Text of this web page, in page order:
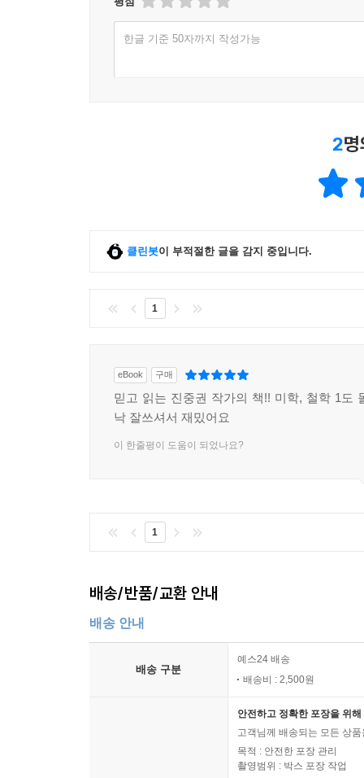
‘타자’들이었다.
*이쯤에서 굼프의 「자화상」으로 돌아가 보자.
붓을 쥐고 있고, 왼손은 몸에 가려 보이지 않는
공인으로 묘사함으로써 굼프는 예술적 정체성
화가의 자화상이 더 이상 참신한 발상이 아니었
사용됐다는 것이다. 굼프는 관객에게 등을 돌려
결과 그림을 그리는 ‘화가’는 뒷전으로 밀려나
묻는 것은 ‘회화의 정체성’이다. --- pp.143~144, 「
― 이 책의 특징 3
지은이에 따르면 예술 작품을 감상하는 데에는
감상하는 태도는 다르다. 어떤 이는 작품과 정서
지은이는 ‘푼크툼(punctum)’으로서 회화를
효과를 바르트는 ‘푼크툼’이라 부른다.
‘푼크툼’과 ‘스투디움’은 사진에 적용되는 개념
그림을 보고 그것이 무엇을 그린 것인지 이해한다
사진의 ‘스투디움’이다. 하지만 종종 우리는 그
바늘로 찌르는 듯한 이 느낌이 회화의 ‘푼크툼’이라
*이는 ‘스투디움’ 위주의 해석에서 ‘푼크툼’의
한다. 물론 스투디움도 작품의 이해에 도움을
작품에 대한 생산적 독해를 가로막을 수가 있다.
한글 기준 50자까지 작성가능
2
클린봇이 부적절한 글을 감지 중입니다.
1
eBook 구매
믿고 읽는 진중권 작가의 책!! 미학, 철학 1도
낙 잘쓰셔서 재밌어요
이 한줄평이 도움이 되었나요?
1
배송/반품/교환 안내
배송 안내
배송 구분
예스24 배송
배송비 : 2,500원
안전하고 정확한 포장을 위
고객님께 배송되는 모든 상
목적 : 안전한 포장 관리
촬영범위 : 박스 포장 작업